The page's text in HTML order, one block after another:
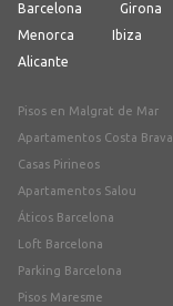
Barcelona Girona
Menorca
Ibiza
Alicante
Pisos en Malgrat de Mar
Apartamentos Costa Brava
Casas Pirineos
Apartamentos Salou
Áticos Barcelona
Loft Barcelona
Parking Barcelona
Pisos Maresme